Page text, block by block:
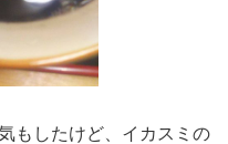
もしたけど、イカスミの